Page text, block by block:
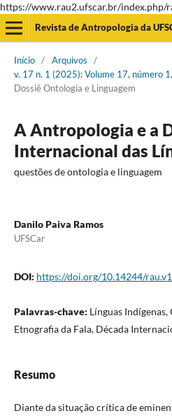
https://www.rau2.ufscar.br/index.php/
Revista de Antropologia da
Início / Arquivos
/
v. 17 n. 1 (2025): Volume 17, número
Dossiê Ontologia e Linguagem
A Antropologia e a
Internacional das
questões de ontologia e linguagem
Danilo Paiva Ramos
UFSCar
DOI: https://doi.org/10.14244/
Palavras-chave: Línguas
Etnografia da Fala, Década
Resumo
Diante da situação crítica de